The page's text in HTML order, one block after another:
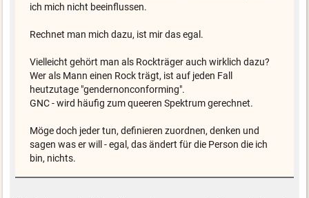
ich mich nicht beeinflussen.
Rechnet man mich dazu, ist mir das egal.
Vielleicht gehört man als Rockträger auch wirklich dazu?
Wer als Mann einen Rock trägt, ist auf jeden Fall
heutzutage "gendernonconforming".
GNC - wird häufig zum queeren Spektrum gerechnet.
Möge doch jeder tun, definieren zuordnen, denken und
sagen was er will - egal, das ändert für die Person die ich
bin, nichts.